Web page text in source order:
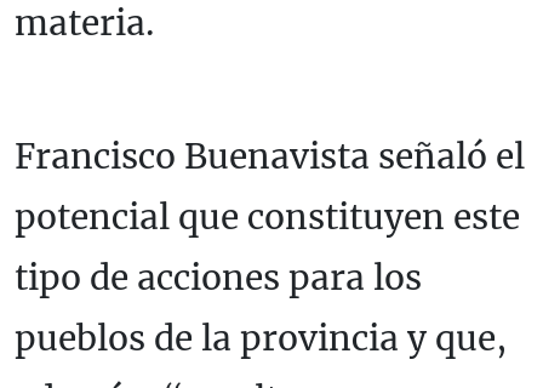
materia.
Francisco Buenavista señaló el
potencial que constituyen este
tipo de acciones para los
pueblos de la provincia y que,